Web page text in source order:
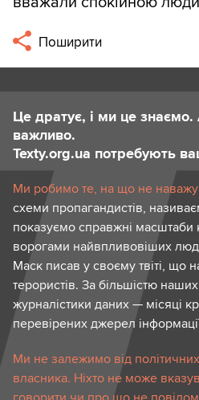
Поширити
Це дратує, і ми це
важливо.
Texty.org.ua потребують
Ми робимо те, на що не
схеми пропагандистів,
показуємо справжні масштаби
ворогами найвпливовіших
Маск писав у своєму твіті, що
терористів. За більшістю наших
журналістики даних — місяці
перевірених джерел
Ми не залежимо від
власника. Ніхто не може